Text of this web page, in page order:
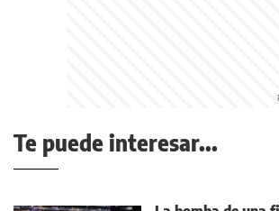
Te puede interesar...